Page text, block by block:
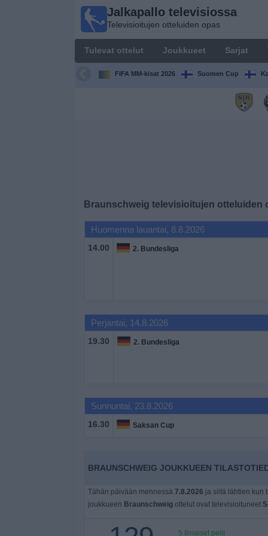
Jalkapallo televisiossa
Televisioitujen otteluiden opas
Tulevat ottelut Joukkueet Sarjat
FIFA MM-kisat 2026 Suomen Cup
Braunschweig televisioitujen otteluiden
Huomenna lauantai, 8.8.2026
14.00 2. Bundesliga
Perjantai, 14.8.2026
19.30 2. Bundesliga
Sunnuntai, 23.8.2026
16.30 Saksan Cup
BRAUNSCHWEIG JOUKKUEEN
Tähän päivään mennessä 7.8.2026 ja siitä lähtien kun
joukkueen Braunschweigottelut ovat televisioituneet
5 Ilmaiset pelit
Jalkapallo
televisiossa
Televisioitujen
otteluiden opas